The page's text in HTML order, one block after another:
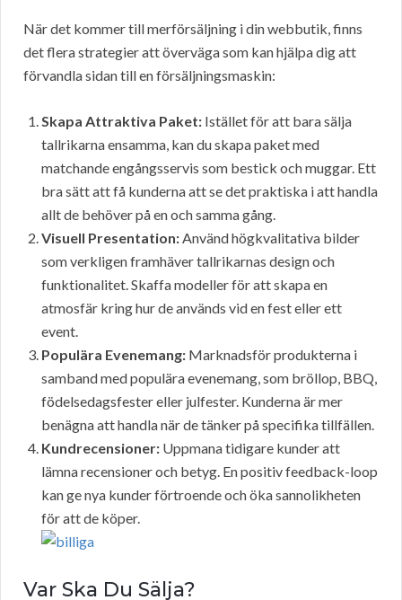
När det kommer till merförsäljning i din webbutik, finns
det flera strategier att överväga som kan hjälpa dig att
förvandla sidan till en försäljningsmaskin:
Skapa Attraktiva Paket: Istället för att bara sälja
tallrikarna ensamma, kan du skapa paket med
matchande engångsservis som bestick och muggar. Ett
bra sätt att få kunderna att se det praktiska i att handla
allt de behöver på en och samma gång.
Visuell Presentation:Använd högkvalitativa bilder
som verkligen framhäver tallrikarnas design och
funktionalitet. Skaffa modeller för att skapa en
atmosfär kring hur de används vid en fest eller ett
event.
Populära Evenemang: Marknadsför produkterna i
samband med populära evenemang, som bröllop, BBQ,
födelsedagsfester eller julfester. Kunderna är mer
benägna att handla när de tänker på specifika tillfällen.
Kundrecensioner: Uppmana tidigare kunder att
lämna recensioner och betyg. En positiv feedback-loop
kan ge nya kunder förtroende och öka sannolikheten
för att de köper.
Var Ska Du Sälja?